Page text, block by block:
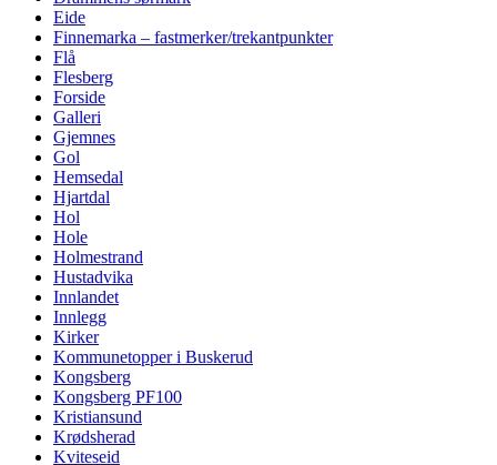
Eide
Finnemarka – fastmerker/trekantpunkter
Flå
Flesberg
Forside
Galleri
Gjemnes
Gol
Hemsedal
Hjartdal
Hol
Hole
Holmestrand
Hustadvika
Innlandet
Innlegg
Kirker
Kommunetopper i Buskerud
Kongsberg
Kongsberg PF100
Kristiansund
Krødsherad
Kviteseid